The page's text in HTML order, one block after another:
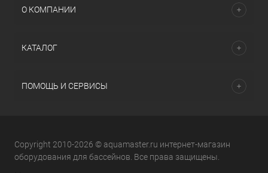
О КОМПАНИИ
КАТАЛОГ
ПОМОЩЬ И СЕРВИСЫ
Copyright 2010-2026 © aquamaster.ru интернет-магазин
оборудования для бассейнов. Все права защищены.